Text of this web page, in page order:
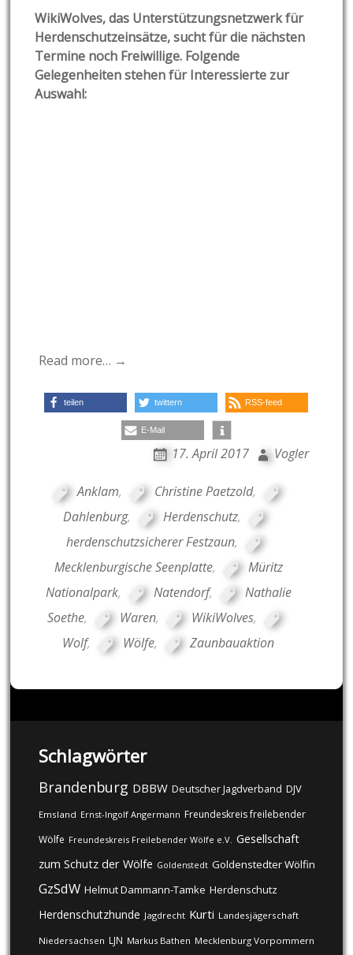
WikiWolves, das Unterstützungsnetzwerk für
Herdenschutzeinsätze, sucht für die nächsten
Termine noch Freiwillige. Folgende
Gelegenheiten stehen für Interessierte zur
Auswahl:
Read more… →
teilen twittern RSS-feed
E-Mail
17. April 2017 Vogler
Anklam, Christine Paetzold,
Dahlenburg, Herdenschutz,
herdenschutzsicherer Festzaun,
Mecklenburgische Seenplatte,
Müritz
Nationalpark, Natendorf,
Nathalie
Soethe, Waren, WikiWolves,
Wolf, Wölfe, Zaunbauaktion
Schlagwörter
Brandenburg DBBW Deutscher Jagdverband DJV
Emsland Ernst-Ingolf Angermann Freundeskreis freilebender
Wölfe Freundeskreis Freilebender Wölfe e.V. Gesellschaft
zum Schutz der Wölfe Goldenstedt Goldenstedter Wölfin
GzSdW Helmut Dammann-Tamke Herdenschutz
Herdenschutzhunde Jagdrecht Kurti Landesjägerschaft
Niedersachsen LJN Markus Bathen Mecklenburg Vorpommern